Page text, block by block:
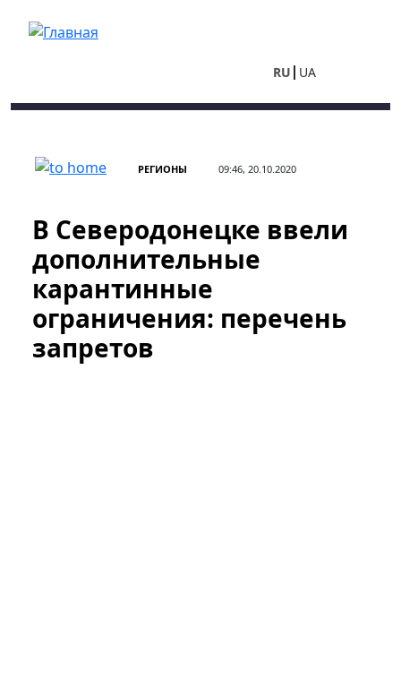
RU UA
РЕГИОНЫ 09:46, 20.10.2020
В Северодонецке ввели
дополнительные
карантинные
ограничения: перечень
запретов